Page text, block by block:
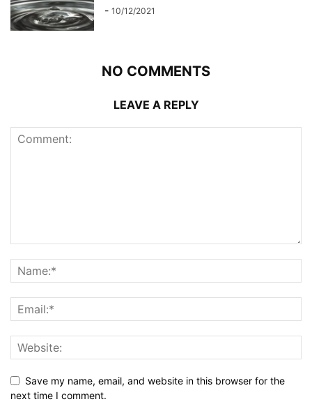
- 10/12/2021
NO COMMENTS
LEAVE A REPLY
Save my name, email, and website in this browser for the
next time I comment.